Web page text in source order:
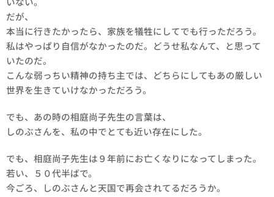
だが、
本当に行きたかったら、家族を犠牲にしてでも行っただろう。
私はやっぱり自信がなかったのだ。どうせ私なんて、と思って
いたのだ。
こんな弱っちい精神の持ち主では、どちらにしてもあの厳しい
世界を生きていけなかっただろう。
でも、あの時の相庭尚子先生の言葉は、
しのぶさんを、私の中でとても近い存在にした。
でも、相庭尚子先生は９年前にお亡くなりになってしまった。
若い、５０代半ばで。
今ごろ、しのぶさんと天国で再会されてるだろうか。